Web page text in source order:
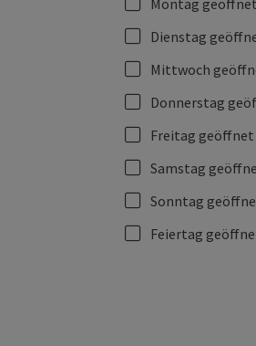
Dienstag
Mittwoch
Donnerstag
Freitag geöffnet
Samstag
Sonntag
Feiertag